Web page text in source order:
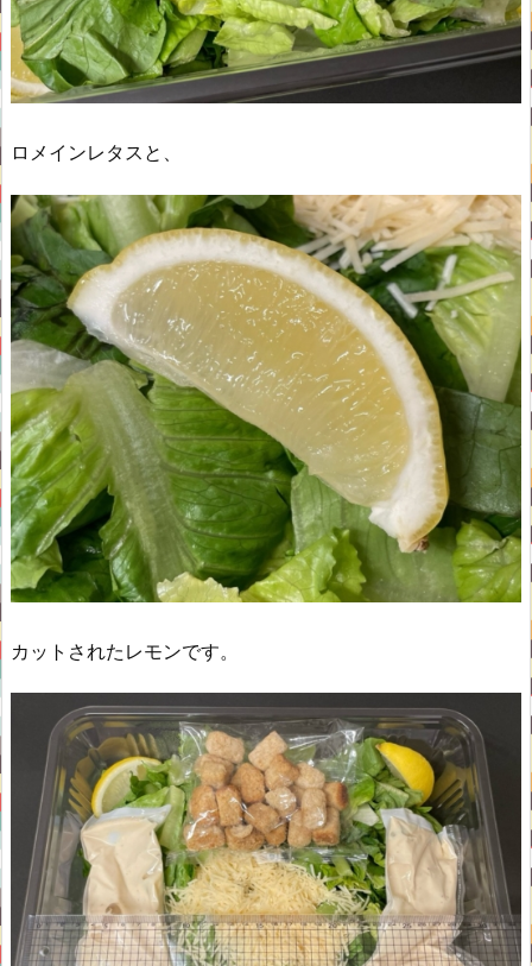
ロメインレタスと、
カットされたレモンです。